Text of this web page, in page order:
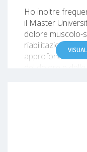
Ho inoltre
il Master
dolore muscolo-
riabilitazione,
approfondire
competenze
successo il